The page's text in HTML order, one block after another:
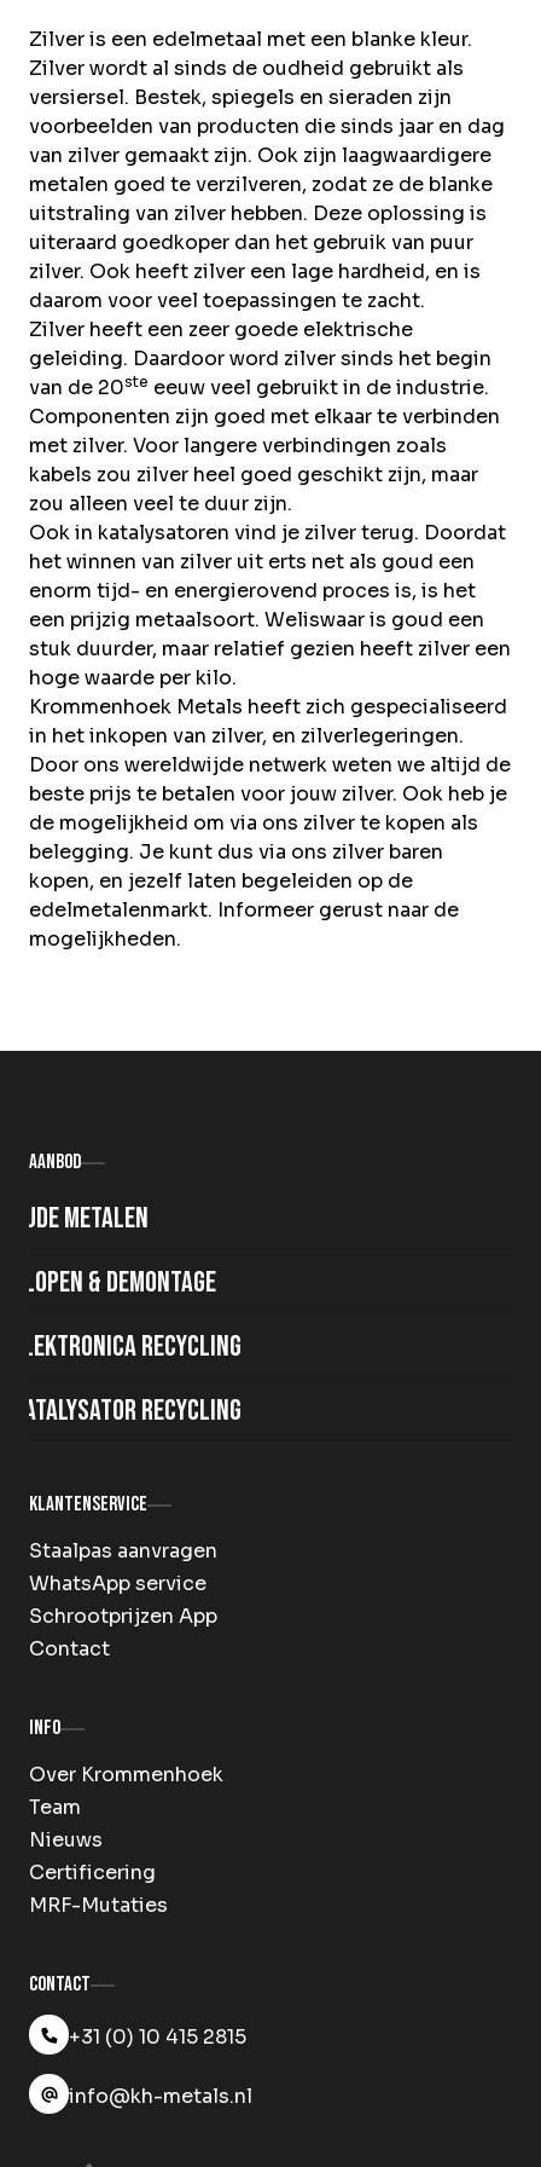
Sustainability
Nieuws
NL
Direct inleveren Ophaalservice
Zilver is een edelmetaal met een blanke kleur.
Zilver wordt al sinds de oudheid gebruikt als
versiersel. Bestek, spiegels en sieraden zijn
voorbeelden van producten die sinds jaar en dag
van zilver gemaakt zijn. Ook zijn laagwaardigere
metalen goed te verzilveren, zodat ze de blanke
uitstraling van zilver hebben. Deze oplossing is
uiteraard goedkoper dan het gebruik van puur
zilver. Ook heeft zilver een lage hardheid, en is
daarom voor veel toepassingen te zacht.
Zilver heeft een zeer goede elektrische
geleiding. Daardoor word zilver sinds het begin
van de 20ste eeuw veel gebruikt in de industrie.
Componenten zijn goed met elkaar te verbinden
met zilver. Voor langere verbindingen zoals
kabels zou zilver heel goed geschikt zijn, maar
zou alleen veel te duur zijn.
Ook in katalysatoren vind je zilver terug. Doordat
het winnen van zilver uit erts net als goud een
enorm tijd- en energierovend proces is, is het
een prijzig metaalsoort. Weliswaar is goud een
stuk duurder, maar relatief gezien heeft zilver een
hoge waarde per kilo.
Krommenhoek Metals heeft zich gespecialiseerd
in het inkopen van zilver, en zilverlegeringen.
Door ons wereldwijde netwerk weten we altijd de
beste prijs te betalen voor jouw zilver. Ook heb je
de mogelijkheid om via ons zilver te kopen als
belegging. Je kunt dus via ons zilver baren
kopen, en jezelf laten begeleiden op de
edelmetalenmarkt. Informeer gerust naar de
mogelijkheden.
Aanbod
Oude metalen
Slopen & demontage
Elektronica recycling
Katalysator recycling
Klantenservice
Staalpas aanvragen
WhatsApp service
Schrootprijzen App
Contact
Info
Over Krommenhoek
Team
Nieuws
Certificering
MRF-Mutaties
Contact
+31 (0) 10 415 2815
info@kh-metals.nl